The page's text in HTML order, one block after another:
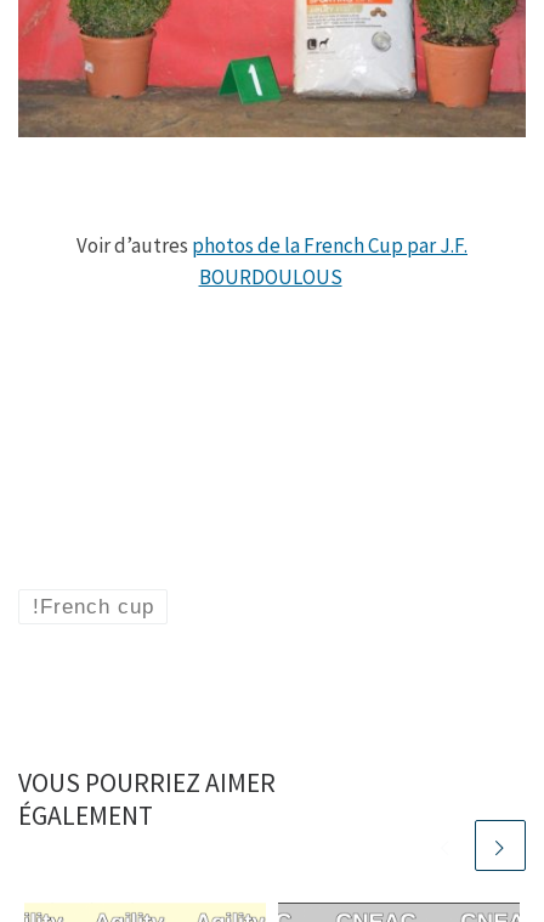
Voir d’autres photos de la French Cup par J.F.
BOURDOULOUS
!French cup
VOUS POURRIEZ AIMER
ÉGALEMENT